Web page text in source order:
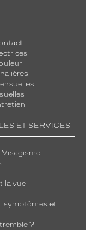
ET SERVICES
Visagisme
la vue
symptômes et
?